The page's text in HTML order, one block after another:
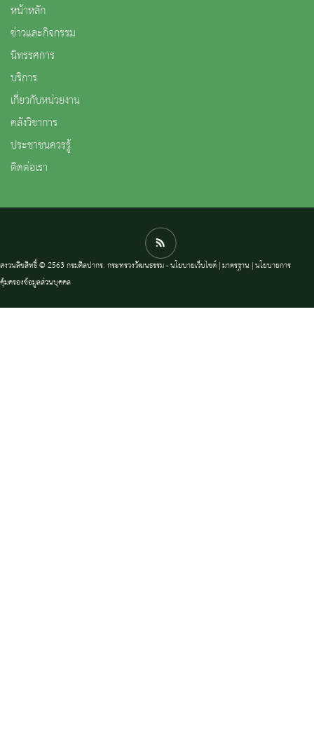
หน้าหลัก
ข่าวและกิจกรรม
นิทรรศการ
บริการ
เกี่ยวกับหน่วยงาน
คลังวิชาการ
ประชาชนควรรู้
ติดต่อเรา
สงวนลิขสิทธิ์ © 2563 กรมศิลปากร. กระทรวงวัฒนธรรม -นโยบายเว็บไซต์|มาตรฐาน |นโยบายการ
คุ้มครองข้อมูลส่วนบุคคล